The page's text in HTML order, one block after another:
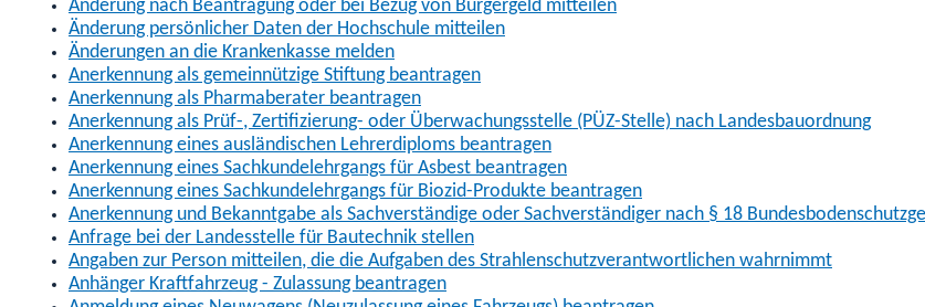
Änderung nach Beantragung oder bei Bezug von Bürgergeld mitteilen
Änderung persönlicher Daten der Hochschule mitteilen
Änderungen an die Krankenkasse melden
Anerkennung als gemeinnützige Stiftung beantragen
Anerkennung als Pharmaberater beantragen
Anerkennung als Prüf-, Zertifizierung- oder Überwachungsstelle (PÜZ-Stelle) nach Landesbauordnung
Anerkennung eines ausländischen Lehrerdiploms beantragen
Anerkennung eines Sachkundelehrgangs für Asbest beantragen
Anerkennung eines Sachkundelehrgangs für Biozid-Produkte beantragen
Anerkennung und Bekanntgabe als Sachverständige oder Sachverständiger nach § 18
Anfrage bei der Landesstelle für Bautechnik stellen
Angaben zur Person mitteilen, die die Aufgaben des Strahlenschutzverantwortlichen wahrnimmt
Anhänger Kraftfahrzeug - Zulassung beantragen